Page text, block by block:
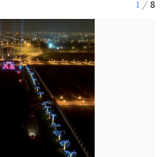
1 8